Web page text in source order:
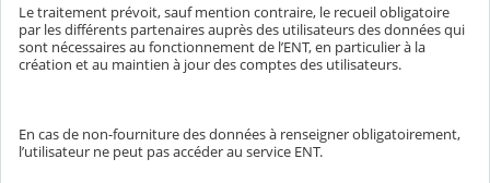
Le traitement prévoit, sauf mention contraire, le recueil obligatoire
par les différents partenaires auprès des utilisateurs des données qui
sont nécessaires au fonctionnement de l’ENT, en particulier à la
création et au maintien à jour des comptes des utilisateurs.
En cas de non-fourniture des données à renseigner obligatoirement,
l’utilisateur ne peut pas accéder au service ENT.